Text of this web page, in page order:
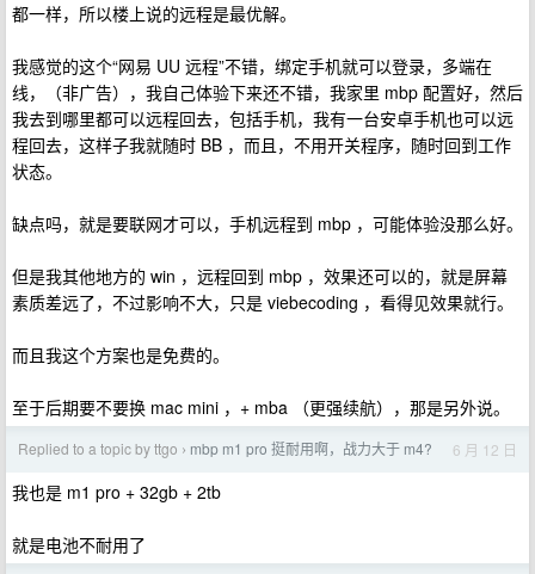
都一样，所以楼上说的远程是最优解。
我感觉的这个“网易 UU 远程”不错，绑定手机就可以登录，多端在
线，（非广告），我自己体验下来还不错，我家里 mbp 配置好，然后
我去到哪里都可以远程回去，包括手机，我有一台安卓手机也可以远
程回去，这样子我就随时 BB ，而且，不用开关程序，随时回到工作
状态。
缺点吗，就是要联网才可以，手机远程到 mbp ，可能体验没那么好。
但是我其他地方的 win ，远程回到 mbp ，效果还可以的，就是屏幕
素质差远了，不过影响不大，只是 viebecoding ，看得见效果就行。
而且我这个方案也是免费的。
至于后期要不要换 mac mini ，+ mba （更强续航），那是另外说。
Replied to a topic by ttgo › mbp m1 pro 挺耐用啊，战力大于 m4? 6 月 12 日
我也是 m1 pro + 32gb + 2tb
就是电池不耐用了